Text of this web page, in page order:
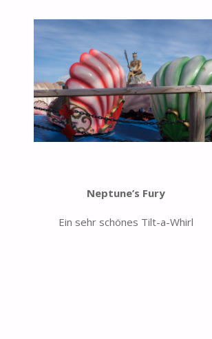
Neptune’s Fury
Ein sehr schönes Tilt-a-Whirl